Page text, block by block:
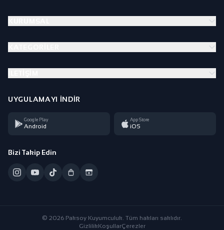
UYGULAMAYI İNDIR
Google Play
Android
App Store
iOS
Bizi Takip Edin
© 2026 Paksoy Kuyumculuk. Tüm hakları saklıdır.
GizlilikKoşullarÇerezler